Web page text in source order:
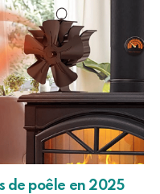
de poêle en 2025